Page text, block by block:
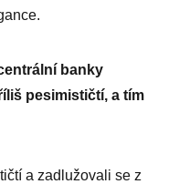
banky
pesimističtí, a tím
a zadlužovali se z